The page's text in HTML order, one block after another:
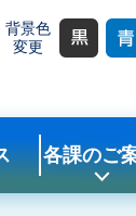
背景色
変更
各課のご